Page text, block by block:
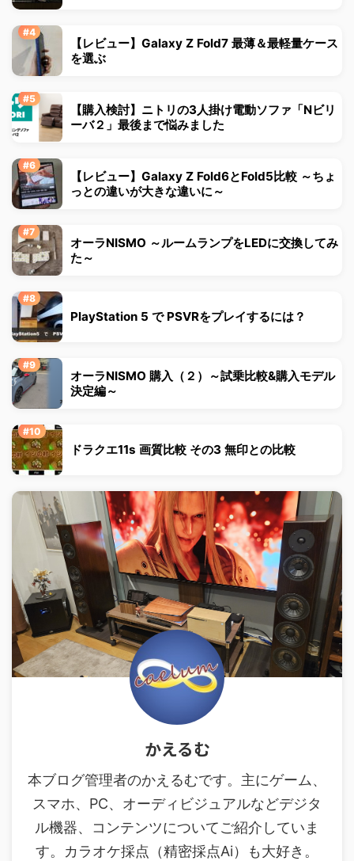
【レビュー】Galaxy Z Fold7 最薄＆最軽量ケース
を選ぶ
【購入検討】ニトリの3人掛け電動ソファ「Nビリ
ーバ２」最後まで悩みました
【レビュー】Galaxy Z Fold6とFold5比較 ～ちょ
っとの違いが大きな違いに～
オーラNISMO ～ルームランプをLEDに交換してみ
た～
PlayStation 5 で PSVRをプレイするには？
オーラNISMO 購入（２）～試乗比較&購入モデル
決定編～
ドラクエ11s 画質比較 その3 無印との比較
かえるむ
本ブログ管理者のかえるむです。主にゲーム、
スマホ、PC、オーディビジュアルなどデジタ
ル機器、コンテンツについてご紹介していま
す。カラオケ採点（精密採点Ai）も大好き。